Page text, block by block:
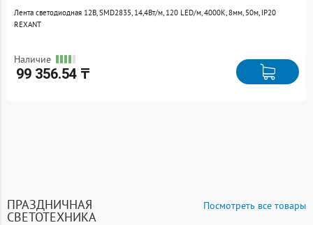
Лента светодиодная 12В, SMD2835, 14,4Вт/м, 120 LED/м, 4000K, 8мм, 50м, IP20
REXANT
Наличие
99 356.54 ₸
ПРАЗДНИЧНАЯ
СВЕТОТЕХНИКА
Посмотреть все товары